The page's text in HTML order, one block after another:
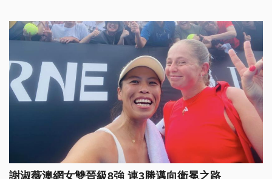
謝淑薇澳網女雙晉級8強 連3勝邁向衛冕之路